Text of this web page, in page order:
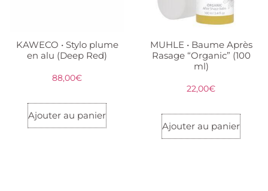
KAWECO • Stylo plume
en alu (Deep Red)
88,00€
Ajouter au panier
MUHLE • Baume Après
Rasage “Organic” (100
ml)
22,00€
Ajouter au panier